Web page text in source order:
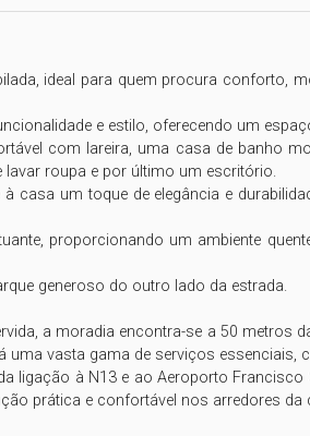
ideal para quem procura conforto,
e estilo, oferecendo um
com lareira, uma casa de banho
roupa e por último um escritório.
casa um toque de elegância e
proporcionando um ambiente
generoso do outro lado da estrada.
a moradia encontra-se a 50
uma vasta gama de serviços
ligação à N13 e ao Aeroporto
prática e confortável nos arredores da